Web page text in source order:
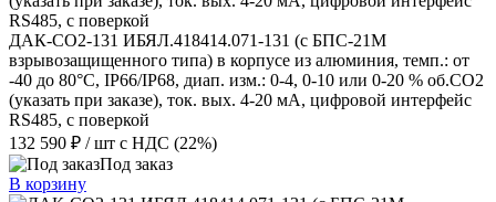
ДАК-СО2-131 ИБЯЛ.418414.071-131 (с БПС-21М
взрывозащищенного типа) в корпусе из алюминия, темп.: от
-40 до 80°С, IP66/IP68, диап. изм.: 0-4, 0-10 или 0-20 % об.СО2
(указать при заказе), ток. вых. 4-20 мА, цифровой интерфейс
RS485, с поверкой
132 590 ₽ / шт с НДС (22%)
Под заказ
В корзину